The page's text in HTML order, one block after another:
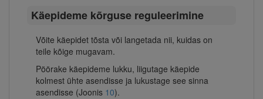
Käepideme kõrguse reguleerimine
Võite käepidet tõsta või langetada nii, kuidas on
teile kõige mugavam.
Pöörake käepideme lukku, liigutage käepide
kolmest ühte asendisse ja lukustage see sinna
asendisse (Joonis 10).